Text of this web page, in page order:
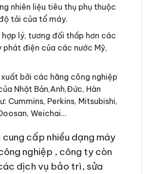
nhiên liệu tiêu thụ phụ thuộc
tải của tổ máy.
hợp lý, tương đối thấp hơn các
phát điện của các nước Mỹ,
bởi các hãng công nghiệp
Nhật Bản,Anh,Đức, Hàn
Cummins, Perkins, Mitsubishi,
Weichai…
cấp nhiều dạng máy
nghiệp , công ty còn
dịch vụ bảo trì, sửa